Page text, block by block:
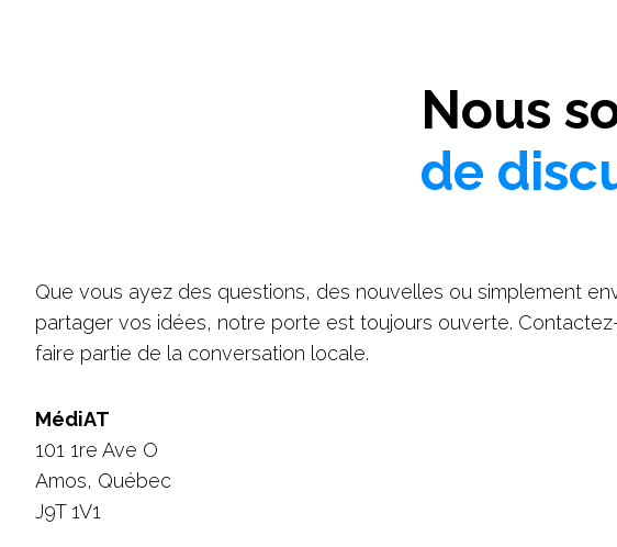
Nous
de
Que vous ayez des questions, des nouvelles ou simplement
partager vos idées, notre porte est toujours ouverte.
faire partie de la conversation locale.
MédiAT
101 1re Ave O
Amos, Québec
J9T 1V1